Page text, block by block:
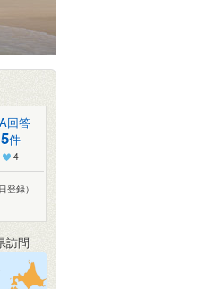
回答
5件
4
登録）
訪問